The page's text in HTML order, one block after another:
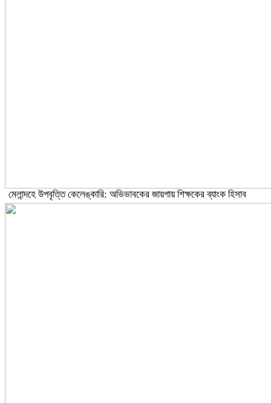
মেলান্দহে উপবৃত্তি কেলেঙ্কারি: অভিভাবকের জায়গায় শিক্ষকের ব্যাংক হিসাব